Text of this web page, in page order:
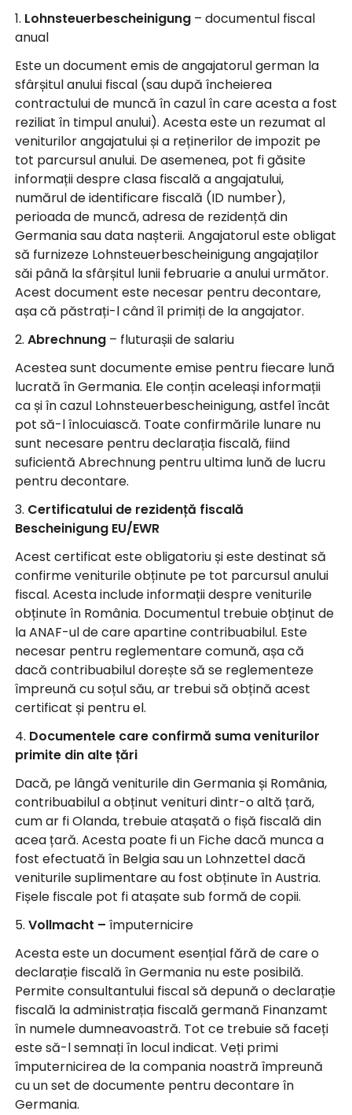
1. Lohnsteuerbescheinigung – documentul fiscal
anual
Este un document emis de angajatorul german la
sfârșitul anului fiscal (sau după încheierea
contractului de muncă în cazul în care acesta a fost
reziliat în timpul anului). Acesta este un rezumat al
veniturilor angajatului și a reținerilor de impozit pe
tot parcursul anului. De asemenea, pot fi găsite
informații despre clasa fiscală a angajatului,
numărul de identificare fiscală (ID number),
perioada de muncă, adresa de rezidență din
Germania sau data nașterii. Angajatorul este obligat
să furnizeze Lohnsteuerbescheinigung angajaților
săi până la sfârșitul lunii februarie a anului următor.
Acest document este necesar pentru decontare,
așa că păstrați-l când îl primiți de la angajator.
2. Abrechnung – fluturașii de salariu
Acestea sunt documente emise pentru fiecare lună
lucrată în Germania. Ele conțin aceleași informații
ca și în cazul Lohnsteuerbescheinigung, astfel încât
pot să-l înlocuiască. Toate confirmările lunare nu
sunt necesare pentru declarația fiscală, fiind
suficientă Abrechnung pentru ultima lună de lucru
pentru decontare.
3. Certificatului de rezidență fiscală
Bescheinigung EU/EWR
Acest certificat este obligatoriu și este destinat să
confirme veniturile obținute pe tot parcursul anului
fiscal. Acesta include informații despre veniturile
obținute în România. Documentul trebuie obținut de
la ANAF-ul de care apartine contribuabilul. Este
necesar pentru reglementare comună, așa că
dacă contribuabilul dorește să se reglementeze
împreună cu soțul său, ar trebui să obțină acest
certificat și pentru el.
4. Documentele care confirmă suma veniturilor
primite din alte țări
Dacă, pe lângă veniturile din Germania și România,
contribuabilul a obținut venituri dintr-o altă țară,
cum ar fi Olanda, trebuie atașată o fișă fiscală din
acea țară. Acesta poate fi un Fiche dacă munca a
fost efectuată în Belgia sau un Lohnzettel dacă
veniturile suplimentare au fost obținute în Austria.
Fișele fiscale pot fi atașate sub formă de copii.
5. Vollmacht – împuternicire
Acesta este un document esențial fără de care o
declarație fiscală în Germania nu este posibilă.
Permite consultantului fiscal să depună o declarație
fiscală la administrația fiscală germană Finanzamt
în numele dumneavoastră. Tot ce trebuie să faceți
este să-l semnați în locul indicat. Veți primi
împuternicirea de la compania noastră împreună
cu un set de documente pentru decontare în
Germania.